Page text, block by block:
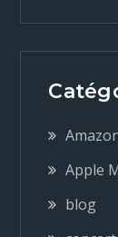
v
g
a
t
Apple
blog